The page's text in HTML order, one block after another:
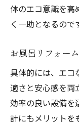
体のエコ意識を高
く一助となるので
お風呂リフォー
具体的には、エコ
適さと安心感を両
効率の良い設備を
計にもメリットを